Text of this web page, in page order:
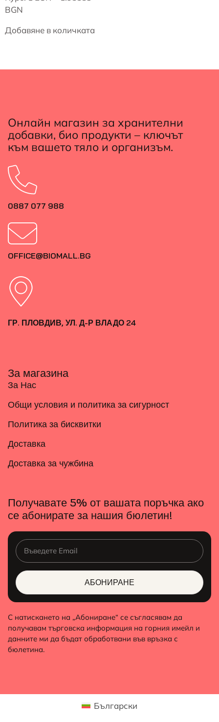
BGN
Добавяне в количката
Онлайн магазин за хранителни
добавки, био продукти – ключът
към вашето тяло и организъм.
0887 077 988
OFFICE@BIOMALL.BG
ГР. ПЛОВДИВ, УЛ. Д-Р ВЛАДО 24
За магазина
За Нас
Общи условия и политика за сигурност
Политика за бисквитки
Доставка
Доставка за чужбина
Получавате 5% от вашата поръчка ако
се абонирате за нашия бюлетин!
АБОНИРАНЕ
ALTERNATIVE:
С натискането на „Абониране“ се съгласявам да
получавам търговска информация на горния имейл и
данните ми да бъдат обработвани във връзка с
бюлетина.
Български